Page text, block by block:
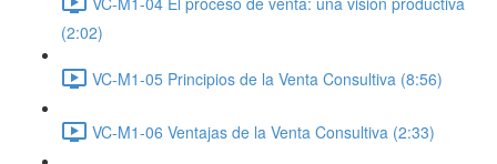
(2:02)
VC-M1-05 Principios de la Venta Consultiva (8:56)
VC-M1-06 Ventajas de la Venta Consultiva (2:33)